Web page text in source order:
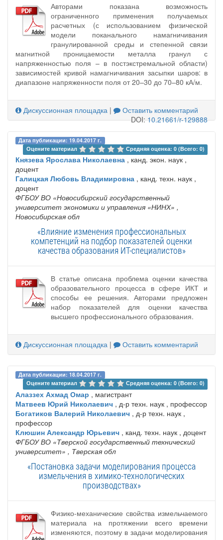
Авторами показана возможность
ограниченного применения получаемых
расчетных (с использованием физической
модели поканального намагничивания
гранулированной среды и степенной связи
магнитной проницаемости металла гранул с
напряженностью поля – в постэкстремальной области)
зависимостей кривой намагничивания засыпки шаров: в
диапазоне напряженности поля от 20–30 до 70–80 кА/м.
Дискуссионная площадка |
Оставить комментарий
DOI:10.21661/r-129888
Дата публикации: 19.04.2017 г.
Оцените материал
Средняя оценка: 0 (Всего: 0)
Князева Ярослава Николаевна , канд. экон. наук ,
доцент
Галицкая Любовь Владимировна , канд. техн. наук ,
доцент
ФГБОУ ВО «Новосибирский государственный
университет экономики и управления «НИНХ» ,
Новосибирская обл
«Влияние изменения профессиональных
компетенций на подбор показателей оценки
качества образования ИТ-специалистов»
В статье описана проблема оценки качества
образовательного процесса в сфере ИКТ и
способы ее решения. Авторами предложен
набор показателей для оценки качества
высшего профессионального образования.
Дискуссионная площадка | Оставить комментарий
Дата публикации: 18.04.2017 г.
Оцените материал
Средняя оценка: 0 (Всего: 0)
Алаззех Ахмад Омар , магистрант
Матвеев Юрий Николаевич , д-р техн. наук , профессор
Богатиков Валерий Николаевич , д-р техн. наук ,
профессор
Клюшин Александр Юрьевич , канд. техн. наук , доцент
ФГБОУ ВО «Тверской государственный технический
университет» , Тверская обл
«Постановка задачи моделирования процесса
измельчения в химико-технологических
производствах»
Физико-механические свойства измельчаемого
материала на протяжении всего времени
изменяются, поэтому в задачи моделирования